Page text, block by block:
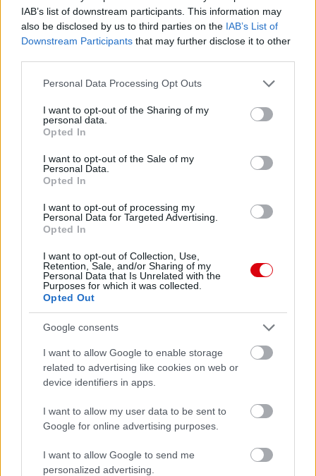
IAB’s list of downstream participants. This information may
also be disclosed by us to third parties on the IAB’s List of
Downstream Participants that may further disclose it to other
Please note that this website/app uses one or more Google
not limited to your visit or usage behaviour. You may click to
grant or deny consent to Google and its third-party tags to
use your data for below specified purposes in below Google
consent section.
Personal Data Processing Opt Outs
I want to opt-out of the Sharing of my
personal data.
Opted In
I want to opt-out of the Sale of my
Personal Data.
Opted In
I want to opt-out of processing my
Personal Data for Targeted Advertising.
Opted In
I want to opt-out of Collection, Use,
Retention, Sale, and/or Sharing of my
Personal Data that Is Unrelated with the
Purposes for which it was collected.
Opted Out
Google consents
I want to allow Google to enable storage
related to advertising like cookies on web or
device identifiers in apps.
I want to allow my user data to be sent to
Google for online advertising purposes.
I want to allow Google to send me
personalized advertising.